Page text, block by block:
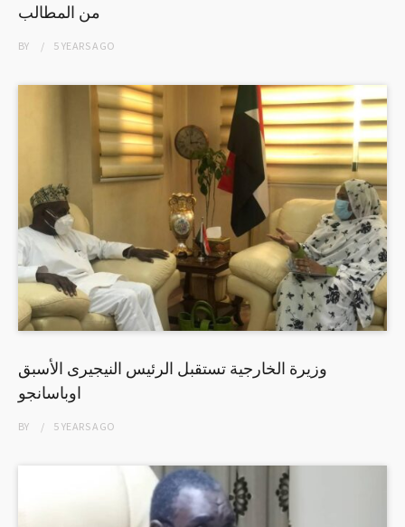
من المطالب
BY 5 YEARSAGO
وزيرة الخارجية تستقبل الرئيس النيجيرى الأسبق
اوباسانجو
BY 5 YEARSAGO